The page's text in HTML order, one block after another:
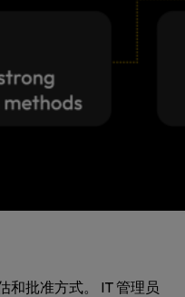
和批准方式。 IT 管理员